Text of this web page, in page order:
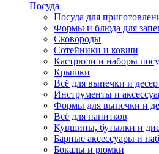
Посуда
Посуда для
Формы и блюда для
Сковороды
Сотейники и ковши
Кастрюли и наборы
Крышки
Всё для выпечки и
Инструменты и
Формы для выпечки и
Всё для напитков
Кувшины, бутылки и
Барные аксессуары и
Бокалы и рюмки